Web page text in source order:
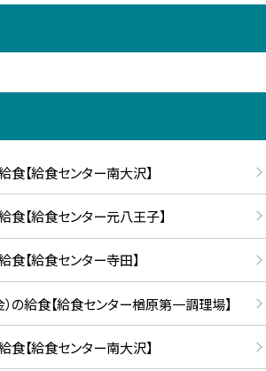
【給食センター南大沢】
【給食センター元八王子】
【給食センター寺田】
の給食【給食センター楢原第一調理場】
【給食センター南大沢】